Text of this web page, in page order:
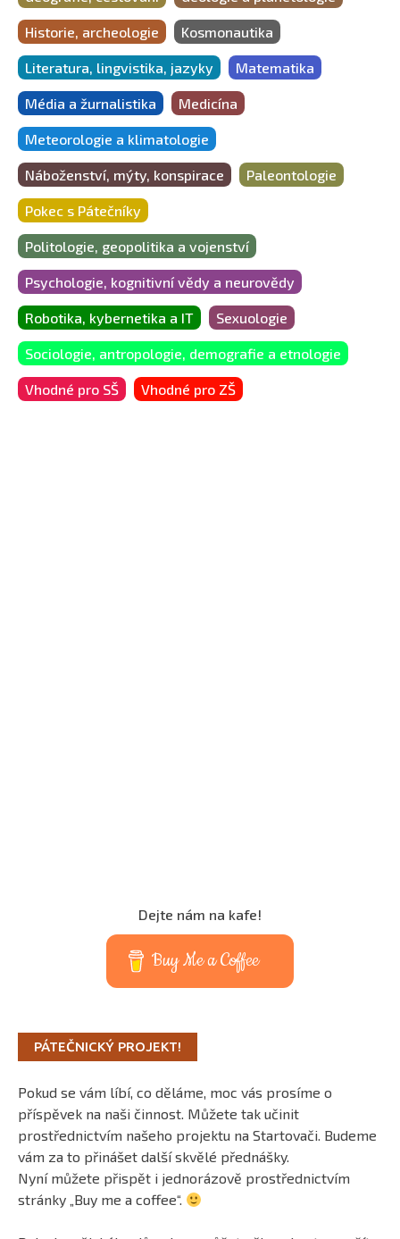
Historie, archeologie Kosmonautika
Literatura, lingvistika, jazyky Matematika
Média a žurnalistika Medicína
Meteorologie a klimatologie
Náboženství, mýty, konspirace Paleontologie
Pokec s Pátečníky
Politologie, geopolitika a vojenství
Psychologie, kognitivní vědy a neurovědy
Robotika, kybernetika a IT Sexuologie
Sociologie, antropologie, demografie a etnologie
Vhodné pro SŠ Vhodné pro ZŠ
Dejte nám na kafe!
Buy Me a Coffee
PÁTEČNICKÝ PROJEKT!
Pokud se vám líbí, co děláme, moc vás prosíme o
příspěvek na naši činnost. Můžete tak učinit
prostřednictvím našeho projektu na Startovači. Budeme
vám za to přinášet další skvělé přednášky.
Nyní můžete přispět i jednorázově prostřednictvím
stránky „Buy me a coffee“.